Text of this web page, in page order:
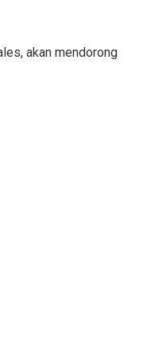
akan mendorong